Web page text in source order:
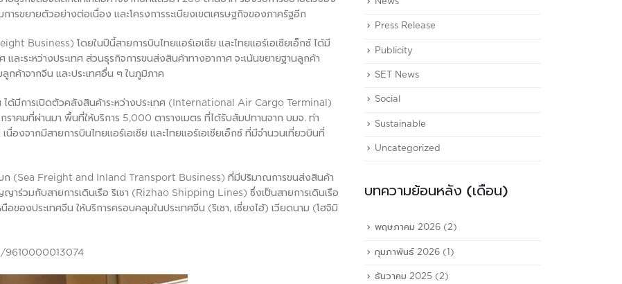
รขยายตัวอย่างต่อเนื่อง และโครงการระเบียงเขตเศรษฐกิจของภาครัฐอีก
Business) โดยในปีนี้สายการบินไทยแอร์เอเชีย และไทยแอร์เอเชียเอ็กซ์ ได้มี
และระหว่างประเทศ ส่วนธุรกิจการขนส่งสินค้าทางอากาศ จะเน้นขยายฐานลูกค้า
กค้าจากจีน และประเทศอื่น ๆ ในภูมิภาค
ได้มีการเปิดตัวคลังสินค้าระหว่างประเทศ (International Air Cargo Terminal)
าคมที่ผ่านมา พื้นที่ให้บริการ 5,000 ตารางเมตร ที่ได้รับสัมปทานจาก บมจ. ท่า
องจากมีสายการบินไทยแอร์เอเชีย และไทยแอร์เอเชียเอ็กซ์ ที่มีจำนวนเที่ยวบินที่
บก (Sea Freight and Inland Transport Business) ที่มีปริมาณการขนส่งสินค้า
ร่วมกับสายการเดินเรือ ริเชา (Rizhao Shipping Lines) ซึ่งเป็นสายการเดินเรือ
องประเทศจีน ให้บริการครอบคลุมในประเทศจีน (ริเชา, เซี่ยงไฮ้) เวียดนาม (โฮจิมิ
News
Press Release
Publicity
SET News
Social
Sustainable
Uncategorized
บทความย้อนหลัง (เดือน)
พฤษภาคม 2026 (2)
กุมภาพันธ์ 2026 (1)
ธันวาคม 2025 (2)